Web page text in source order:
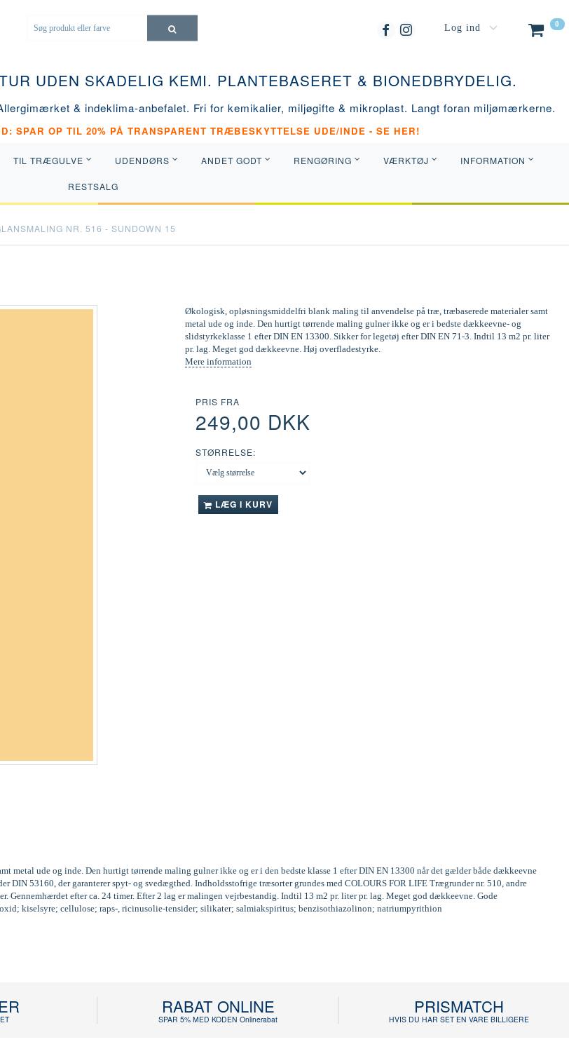
0
Log ind
UDEN SKADELIG KEMI. PLANTEBASERET & BIONEDBRYDELIG.
& indeklima-anbefalet. Fri for kemikalier, miljøgifte & mikroplast. Langt foran miljømærkerne.
SPAR OP TIL 20% PÅ TRANSPARENT TRÆBESKYTTELSE UDE/INDE - SE HER!
TIL TRÆGULVE UDENDØRS ANDET GODT RENGØRING VÆRKTØJ INFORMATION
RESTSALG
NR. 516 - SUNDOWN 15
Økologisk, opløsningsmiddelfri blank maling til anvendelse på træ, træbaserede materialer samt
metal ude og inde. Den hurtigt tørrende maling gulner ikke og er i bedste dækkeevne- og
slidstyrkeklasse 1 efter DIN EN 13300. Sikker for legetøj efter DIN EN 71-3. Indtil 13 m2 pr. liter
pr. lag. Meget god dækkeevne. Høj overfladestyrke.
Mere information
PRIS FRA
249,00 DKK
STØRRELSE:
LÆG I KURV
ude og inde. Den hurtigt tørrende maling gulner ikke og er i den bedste klasse 1 efter DIN EN 13300 når det gælder både dækkeevne
53160, der garanterer spyt- og svedægthed. Indholdsstofrige træsorter grundes med COLOURS FOR LIFE Trægrunder nr. 510, andre
Gennemhærdet efter ca. 24 timer. Efter 2 lag er malingen vejrbestandig. Indtil 13 m2 pr. liter pr. lag. Meget god dækkeevne. Gode
kiselsyre; cellulose; raps-, ricinusolie-tensider; silikater; salmiakspiritus; benzisothiazolinon; natriumpyrithion
RABAT ONLINE
SPAR 5% MED KODEN Onlinerabat
PRISMATCH
HVIS DU HAR SET EN VARE BILLIGERE